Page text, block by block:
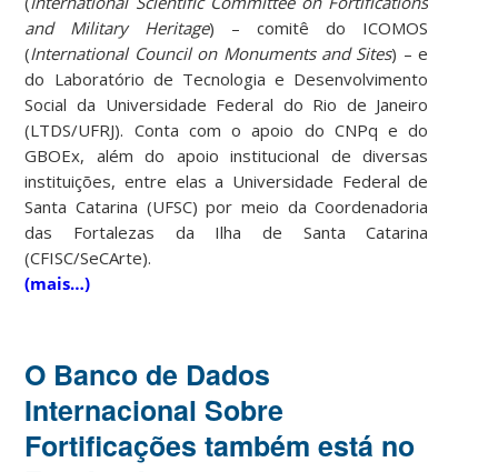
and Military Heritage) – comitê do ICOMOS
(International Council on Monuments and Sites) – e
do Laboratório de Tecnologia e Desenvolvimento
Social da Universidade Federal do Rio de Janeiro
(LTDS/UFRJ). Conta com o apoio do CNPq e do
GBOEx, além do apoio institucional de diversas
instituições, entre elas a Universidade Federal de
Santa Catarina (UFSC) por meio da Coordenadoria
das Fortalezas da Ilha de Santa Catarina
(CFISC/SeCArte).
(mais…)
O Banco de Dados
Internacional Sobre
Fortificações também está no